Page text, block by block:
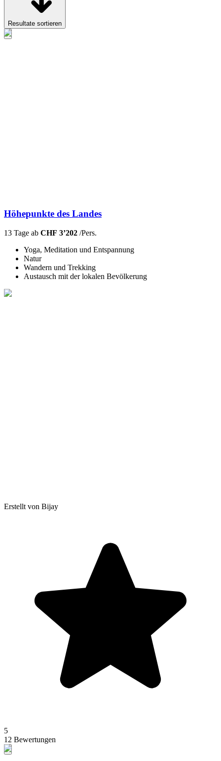
Resultate sortieren
Höhepunkte des Landes
13 Tage ab CHF 3’202 /Pers.
Yoga, Meditation und Entspannung
Natur
Wandern und Trekking
Austausch mit der lokalen Bevölkerung
Erstellt von Bijay
5
12 Bewertungen